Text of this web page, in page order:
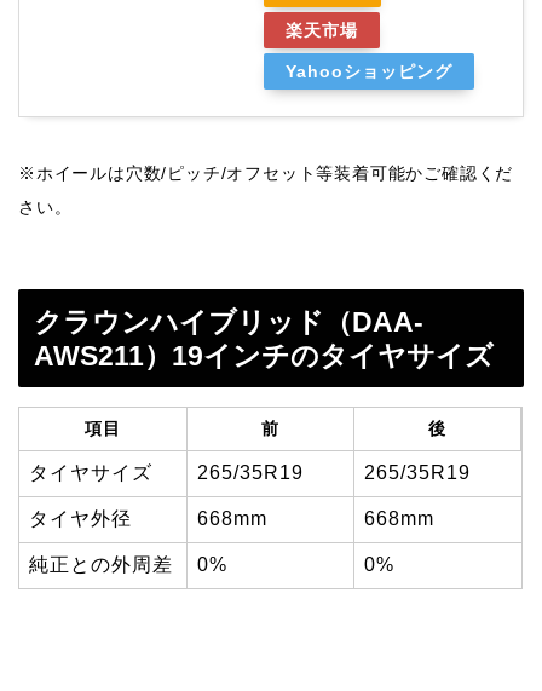
楽天市場
Yahooショッピング
※ホイールは穴数/ピッチ/オフセット等装着可能かご確認くだ
さい。
クラウンハイブリッド（DAA-
AWS211）19インチのタイヤサイズ
項目 前 後
タイヤサイズ 265/35R19 265/35R19
タイヤ外径 668mm 668mm
純正との外周差 0% 0%